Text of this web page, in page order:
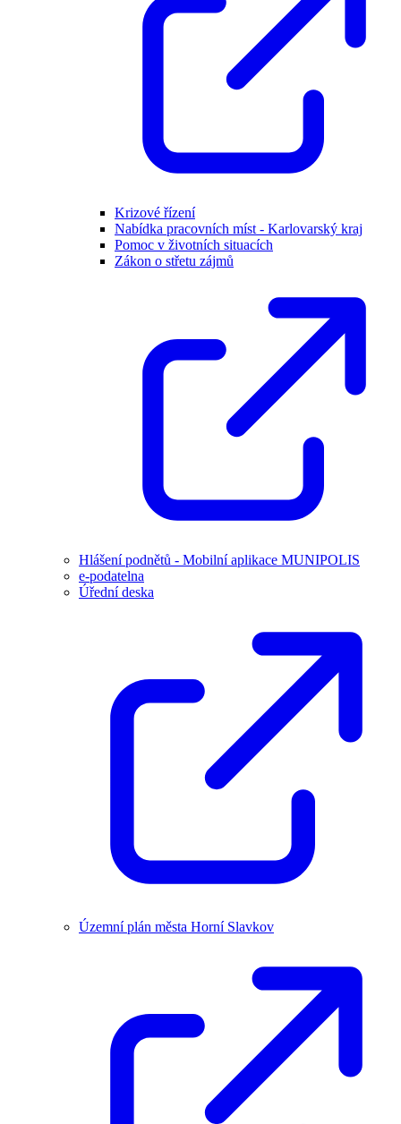
Krizové řízení
Nabídka pracovních míst - Karlovarský kraj
Pomoc v životních situacích
Zákon o střetu zájmů
Hlášení podnětů - Mobilní aplikace MUNIPOLIS
e-podatelna
Úřední deska
Územní plán města Horní Slavkov